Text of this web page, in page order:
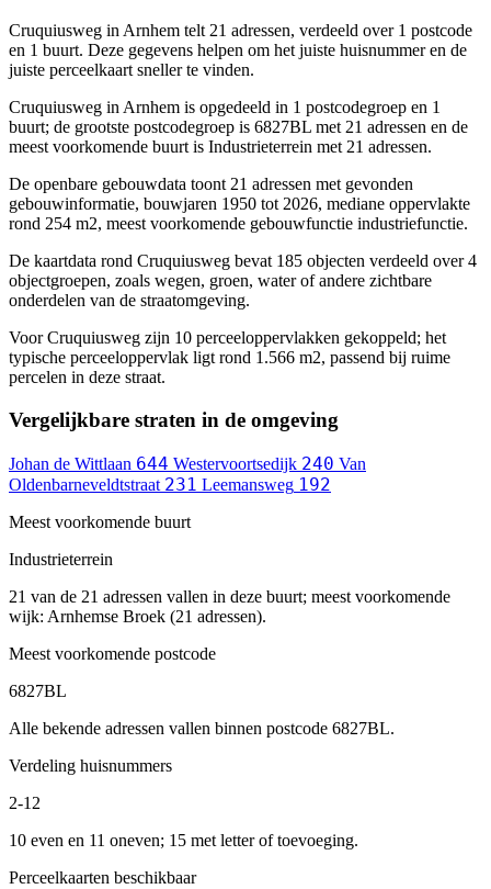
Cruquiusweg in Arnhem telt 21 adressen, verdeeld over 1 postcode
en 1 buurt. Deze gegevens helpen om het juiste huisnummer en de
juiste perceelkaart sneller te vinden.
Cruquiusweg in Arnhem is opgedeeld in 1 postcodegroep en 1
buurt; de grootste postcodegroep is 6827BL met 21 adressen en de
meest voorkomende buurt is Industrieterrein met 21 adressen.
De openbare gebouwdata toont 21 adressen met gevonden
gebouwinformatie, bouwjaren 1950 tot 2026, mediane oppervlakte
rond 254 m2, meest voorkomende gebouwfunctie industriefunctie.
De kaartdata rond Cruquiusweg bevat 185 objecten verdeeld over 4
objectgroepen, zoals wegen, groen, water of andere zichtbare
onderdelen van de straatomgeving.
Voor Cruquiusweg zijn 10 perceeloppervlakken gekoppeld; het
typische perceeloppervlak ligt rond 1.566 m2, passend bij ruime
percelen in deze straat.
Vergelijkbare straten in de omgeving
Johan de Wittlaan 644 Westervoortsedijk 240 Van
Oldenbarneveldtstraat 231 Leemansweg 192
Meest voorkomende buurt
Industrieterrein
21 van de 21 adressen vallen in deze buurt; meest voorkomende
wijk: Arnhemse Broek (21 adressen).
Meest voorkomende postcode
6827BL
Alle bekende adressen vallen binnen postcode 6827BL.
Verdeling huisnummers
2-12
10 even en 11 oneven; 15 met letter of toevoeging.
Perceelkaarten beschikbaar